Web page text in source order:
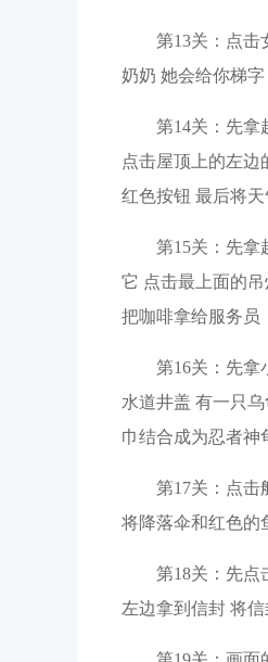
第13关：点击
奶奶 她会给你梯
第14关：先拿
点击屋顶上的左边
红色按钮 最后将
第15关：先拿
它 点击最上面的
把咖啡拿给服务员
第16关：先拿
水道井盖 有一只
巾结合成为忍者神
第17关：点击
将降落伞和红色的
第18关：先点
左边拿到信封 将